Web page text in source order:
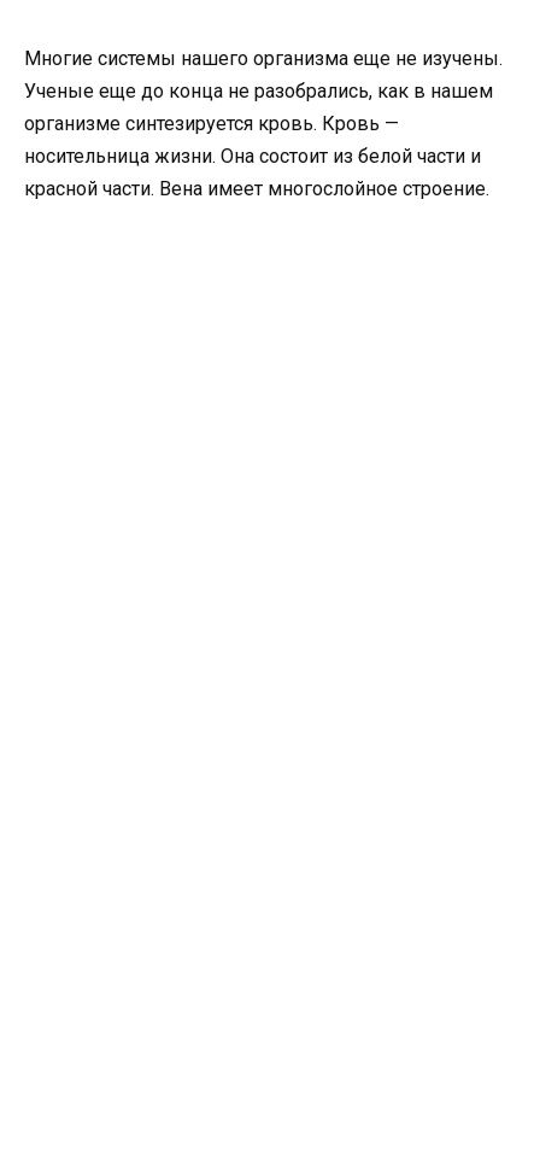
Многие системы нашего организма еще не изучены.
Ученые еще до конца не разобрались, как в нашем
организме синтезируется кровь. Кровь —
носительница жизни. Она состоит из белой части и
красной части. Вена имеет многослойное строение.